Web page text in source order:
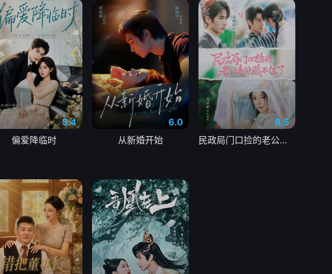
5.4
偏爱降临时
6.0
从新婚开始
8.5
民政局门口捡的老公身份藏不住了